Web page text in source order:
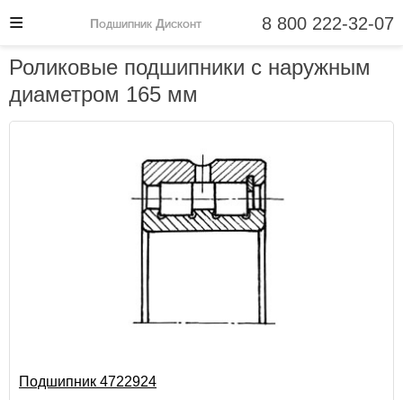
Роликовые подшипники с наружным
диаметром 165 мм
Подшипник 4722924
Подшипник Дисконт 8 800 222-32-07